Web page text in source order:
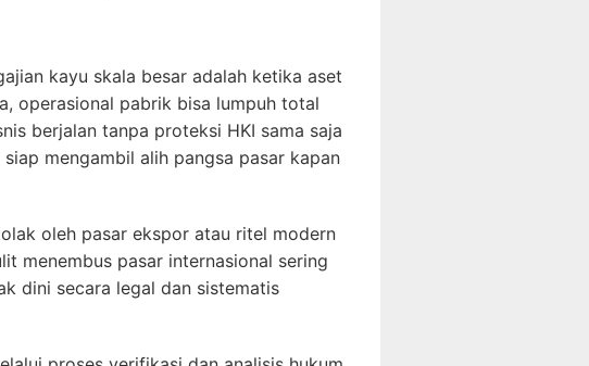
kayu skala besar adalah ketika aset
operasional pabrik bisa lumpuh total
berjalan tanpa proteksi HKI sama saja
mengambil alih pangsa pasar kapan
oleh pasar ekspor atau ritel modern
menembus pasar internasional sering
dini secara legal dan sistematis